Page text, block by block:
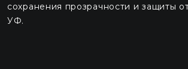
сохранения прозрачности и защиты
УФ.